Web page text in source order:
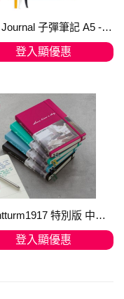
Bullet Journal 子彈筆記 A5 -Edition-2-Yellow黃色- 371205 - 送筆先生【石頭筆】
登入顯優惠
Leuchtturm1917 特別版 中型 A5 筆記簿 - Some Lines a Day 5年記憶筆記簿 - 365 頁
登入顯優惠